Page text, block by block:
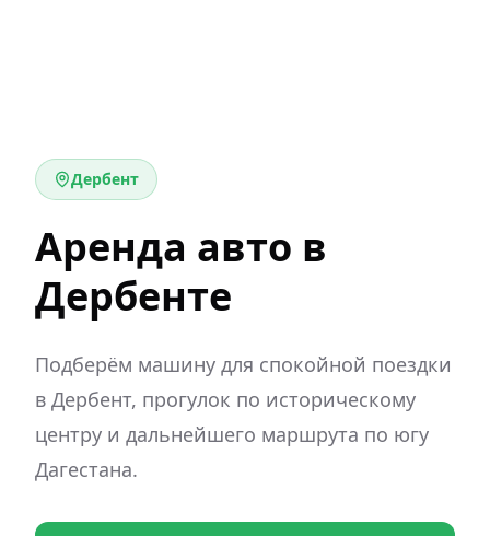
Дербент
Аренда авто в
Дербенте
Подберём машину для спокойной поездки
в Дербент, прогулок по историческому
центру и дальнейшего маршрута по югу
Дагестана.